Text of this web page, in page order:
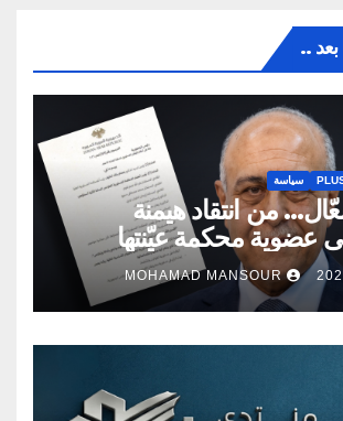
بعد ..
سياسة
من انتقاد هيمنة
عضوية محكمة عيّنتها
MOHAMAD MANSOUR